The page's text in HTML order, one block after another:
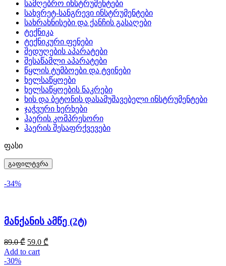
სამღებრო ინსტრუმენტები
სახვრეტ-სანგრევი ინსტრუმენტები
სახრახნისები და ქანჩის გასაღები
ტექნიკა
ტექნიკური ფენები
შედუღების აპარატები
შესაწამლი აპარატები
წყლის ტუმბოები და ტვინები
ხელსაწყოები
ხელსაწყოების ნაკრები
ხის და ბეტონის დასამუშავებელი ინსტრუმენტები
ჯაჭვური ხერხები
ჰაერის კომპრესორი
ჰაერის შესაფრქვევები
ფასი
გაფილტვრა
-34%
მანქანის ამწე (2ტ)
89.0₾ 59.0 ₾
Add to cart
-30%